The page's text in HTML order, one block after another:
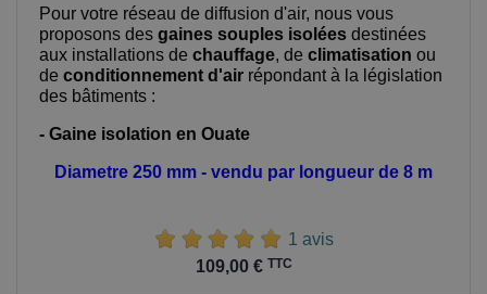
Pour votre réseau de diffusion d'air, nous vous
proposons des gaines souples isolées destinées
aux installations de chauffage, de climatisation ou
de conditionnement d'air répondant à la législation
des bâtiments :
- Gaine isolation en Ouate
Diametre 250 mm - vendu par longueur de 8 m
1 avis
109,00 € TTC